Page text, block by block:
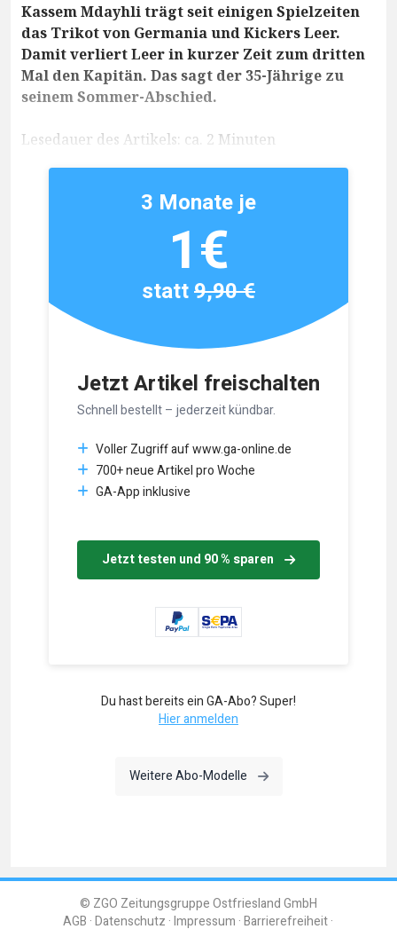
Kassem Mdayhli trägt seit einigen Spielzeiten
das Trikot von Germania und Kickers Leer.
Damit verliert Leer in kurzer Zeit zum dritten
Mal den Kapitän. Das sagt der 35-Jährige zu
seinem Sommer-Abschied.
Lesedauer des Artikels: ca. 2 Minuten
Jetzt Artikel freischalten
Schnell bestellt – jederzeit kündbar.
Voller Zugriff auf www.ga-online.de
700+ neue Artikel pro Woche
GA-App inklusive
Jetzt testen und 90 % sparen
3 Monate je
1€
statt9,90 €
Du hast bereits ein GA-Abo? Super!
Hier anmelden
Weitere Abo-Modelle
© ZGO Zeitungsgruppe Ostfriesland GmbH
AGB Datenschutz Impressum Barrierefreiheit